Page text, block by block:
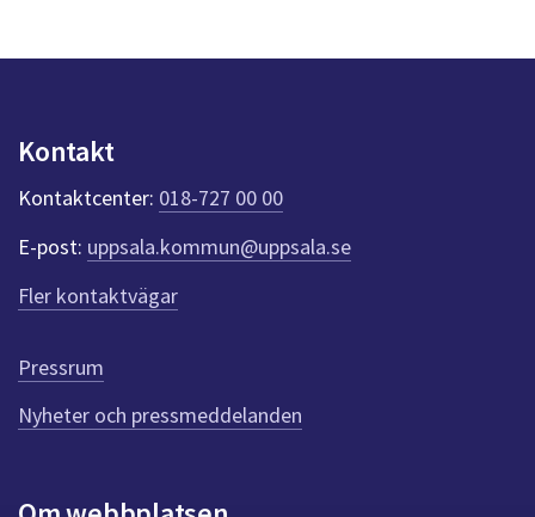
n
k
t
e
r
f
ö
r
e
n
n
a
d
Kontakt
Kontaktcenter: 018-727 00 00
E-post: uppsala.kommun@uppsala.se
Fler kontaktvägar
Pressrum
Nyheter och pressmeddelanden